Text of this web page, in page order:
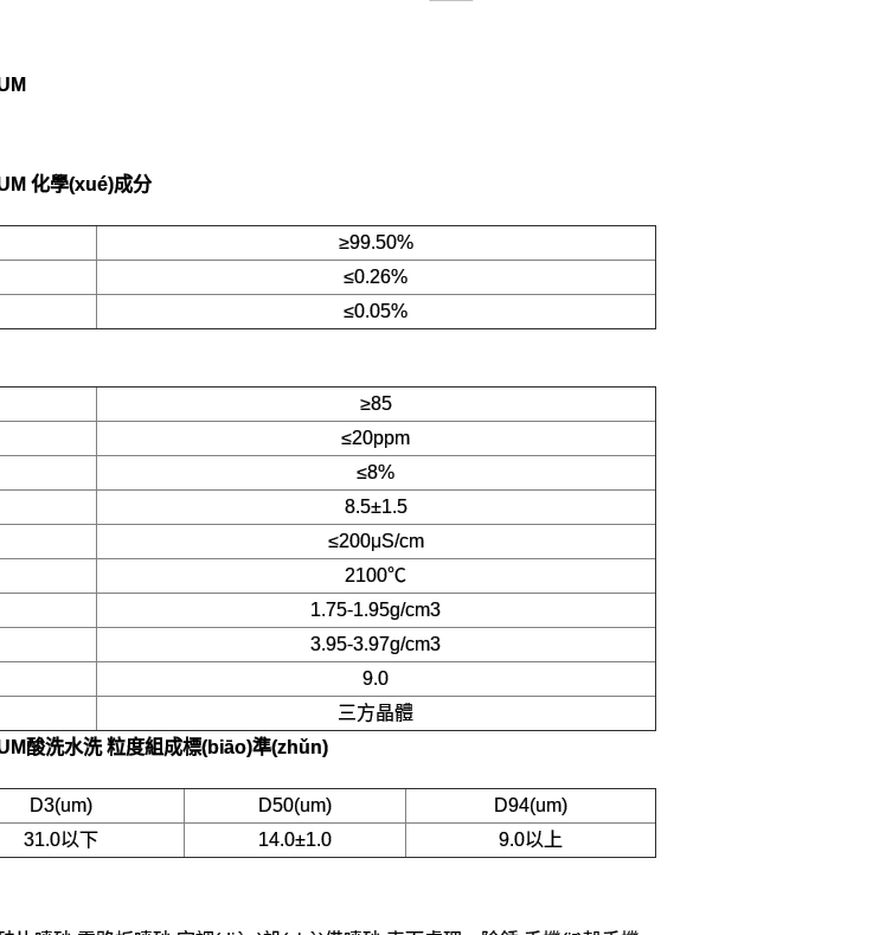
化學(xué)成分
≥99.50%
≤0.26%
≤0.05%
≥85
≤20ppm
≤8%
8.5±1.5
≤200μS/cm
2100℃
1.75-1.95g/cm3
3.95-3.97g/cm3
9.0
三方晶體
酸洗水洗粒度組成標(biāo)準(zhǔn)
D3(um) D50(um)
D94(um)
31.0以下 14.0±1.0
9.0以上